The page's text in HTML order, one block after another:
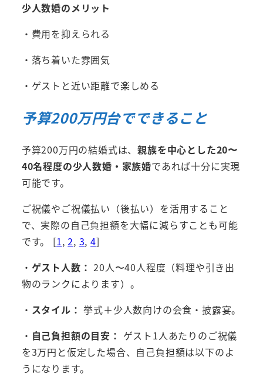
少人数婚のメリット
・費用を抑えられる
・落ち着いた雰囲気
・ゲストと近い距離で楽しめる
予算200万円台でできること
予算200万円の結婚式は、親族を中心とした20〜
40名程度の少人数婚・家族婚であれば十分に実現
可能です。
ご祝儀やご祝儀払い（後払い）を活用すること
で、実際の自己負担額を大幅に減らすことも可能
です。 [1,2, 3,4]
・ ゲスト人数： 20人〜40人程度（料理や引き出
物のランクによります）。
・ スタイル： 挙式＋少人数向けの会食・披露宴。
・ 自己負担額の目安： ゲスト1人あたりのご祝儀
を3万円と仮定した場合、自己負担額は以下のよ
うになります。